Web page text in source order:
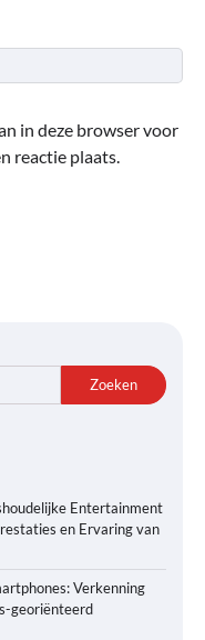
in deze browser voor
reactie plaats.
Zoeken
Entertainment
en Ervaring van
Verkenning
georiënteerd